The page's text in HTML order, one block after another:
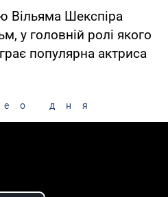
Вільяма Шекспіра
у головній ролі якого
популярна актриса
дня